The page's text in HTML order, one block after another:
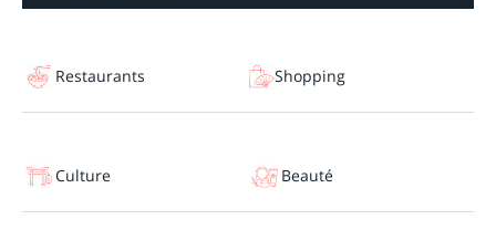
Restaurants Shopping
Culture Beauté